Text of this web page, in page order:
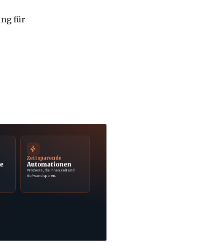
für
Zeitsparende
Automationen
Prozesse, die Ihnen Zeit und
Aufwand sparen.